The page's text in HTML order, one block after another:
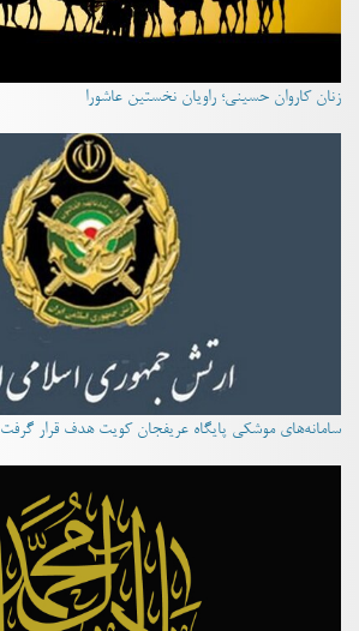
زنان کاروان حسینی؛ راویان نخستین عاشورا
سامانه‌های موشکی پایگاه عریفجان کویت هدف قرار گرفت